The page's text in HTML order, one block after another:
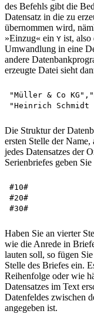
des Befehls gibt die
Datensatz in die zu
übernommen wird,
»Einzug« ein Y ist, also
Umwandlung in eine
andere
erzeugte Datei sieht
"Müller & Co
Die Struktur der
ersten Stelle der
jedes Datensatzes der
Serienbriefes geben
#10#
#20#
Haben Sie an vierter
wie die Anrede in
lauten soll, so fügen
Stelle des Briefes ein.
Reihenfolge oder wie
Datensatzes im Text
Datenfeldes zwischen
angegeben ist.